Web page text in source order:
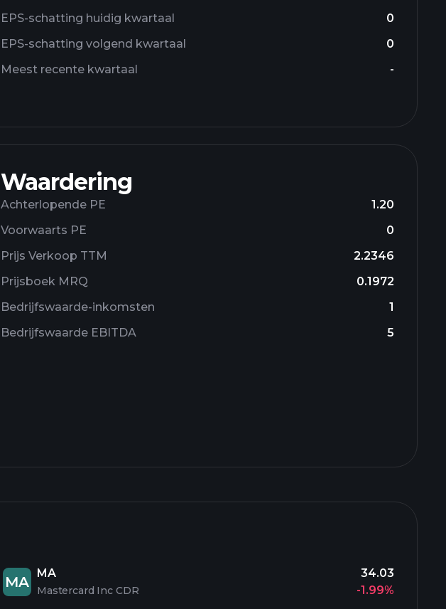
EPS-schatting huidig ​​kwartaal
0
EPS-schatting volgend kwartaal
0
Meest recente kwartaal
-
Waardering
Achterlopende PE
1.20
Voorwaarts PE
0
Prijs Verkoop TTM
2.2346
Prijsboek MRQ
0.1972
Bedrijfswaarde-inkomsten
1
Bedrijfswaarde EBITDA
5
MA
MA
Mastercard Inc CDR
34.03
-1.99%